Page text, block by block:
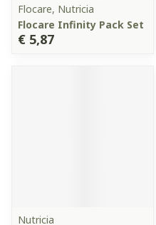
Flocare, Nutricia
Flocare Infinity Pack Set
€ 5,87
Nutricia